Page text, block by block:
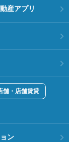
産アプリ
舗・店舗賃貸
ン